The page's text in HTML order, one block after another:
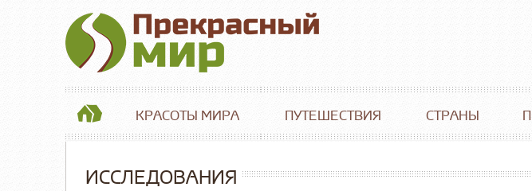
КРАСОТЫ МИРА ПУТЕШЕСТВИЯ СТРАНЫ
ИССЛЕДОВАНИЯ